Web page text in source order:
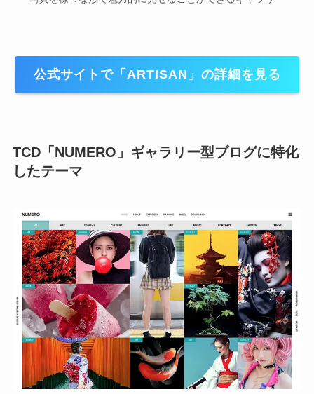
公式サイトで「 ARTISAN 」の詳細を見る
TCD「NUMERO」 ギャラリー型ブログに特化
したテーマ